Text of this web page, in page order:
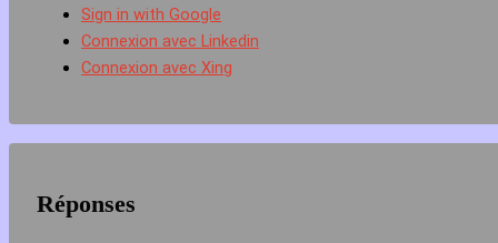
Sign in with Google
Connexion avec Linkedin
Connexion avec Xing
Réponses